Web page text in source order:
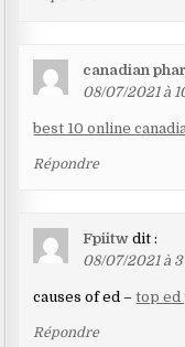
canadian
08/07/2021 à
best 10 online
Répondre
Fpiitw dit :
08/07/2021 à
causes of ed –top ed
Répondre